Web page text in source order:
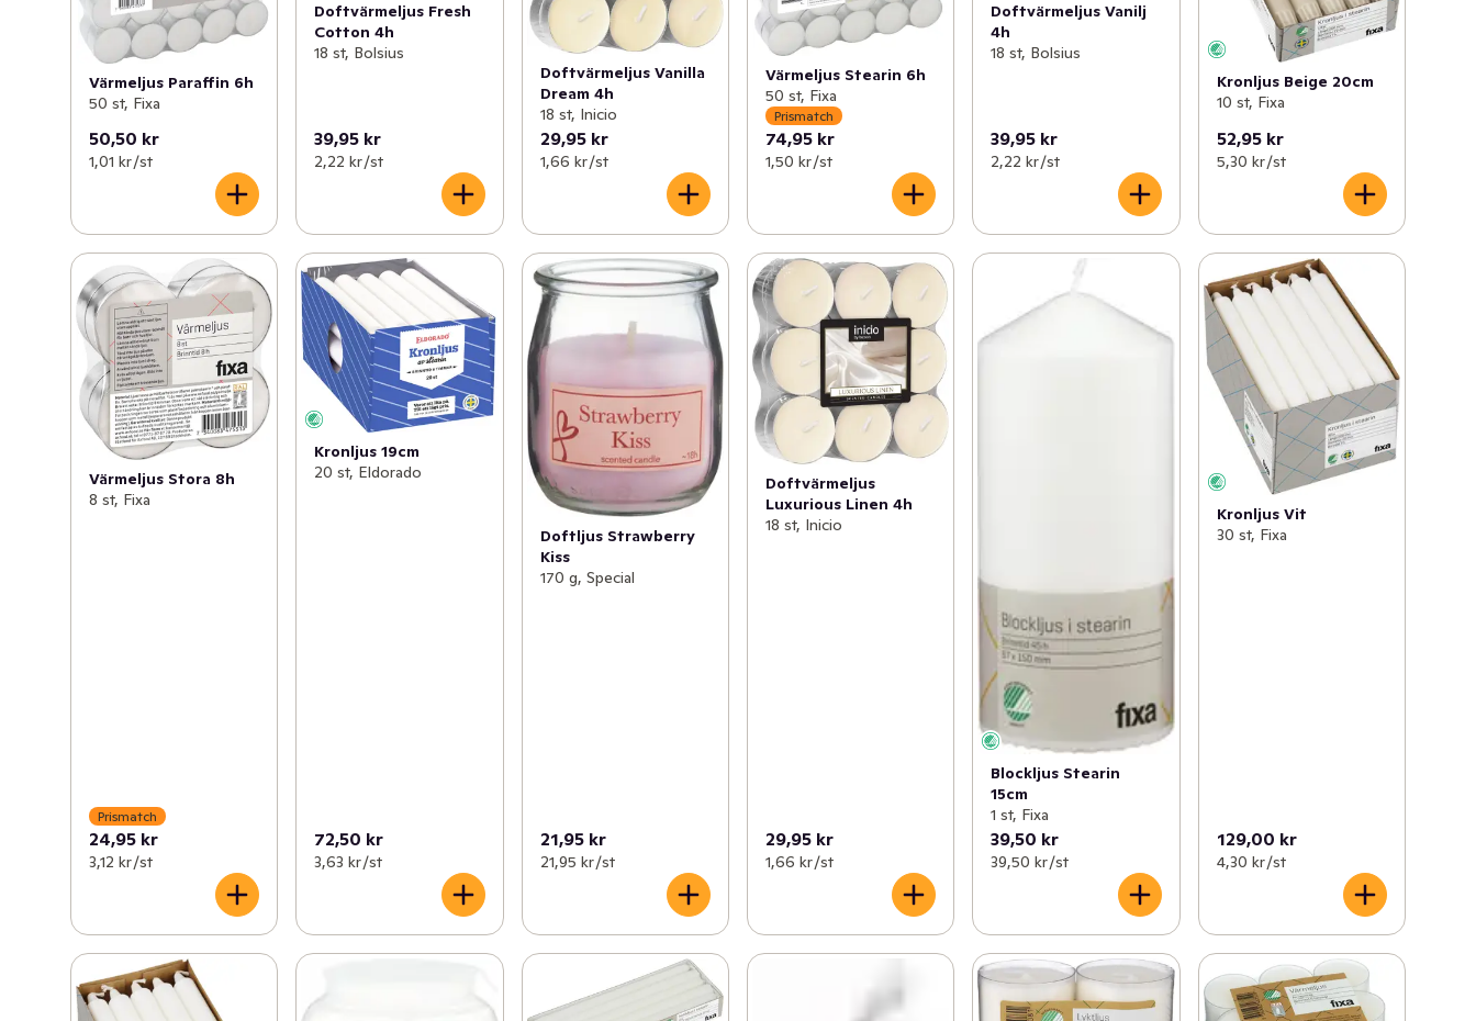
Värmeljus Paraffin 6h
50 st, Fixa
50,50 kr
1,01 kr /st
Doftvärmeljus Fresh
Cotton 4h
18 st, Bolsius
39,95 kr
2,22 kr /st
Doftvärmeljus Vanilla
Dream 4h
18 st, Inicio
29,95 kr
1,66 kr /st
Värmeljus Stearin 6h
50 st, Fixa
Prismatch
74,95 kr
1,50 kr /st
Doftvärmeljus Vanilj
4h
18 st, Bolsius
39,95 kr
2,22 kr /st
Kronljus Beige 20cm
10 st, Fixa
52,95 kr
5,30 kr /st
Värmeljus Stora 8h
8 st, Fixa
Prismatch
24,95 kr
3,12 kr /st
Kronljus 19cm
20 st, Eldorado
72,50 kr
3,63 kr /st
Doftljus Strawberry
Kiss
170 g, Special
21,95 kr
21,95 kr /st
Doftvärmeljus
Luxurious Linen 4h
18 st, Inicio
29,95 kr
1,66 kr /st
Blockljus Stearin
15cm
1 st, Fixa
39,50 kr
39,50 kr /st
Kronljus Vit
30 st, Fixa
129,00 kr
4,30 kr /st